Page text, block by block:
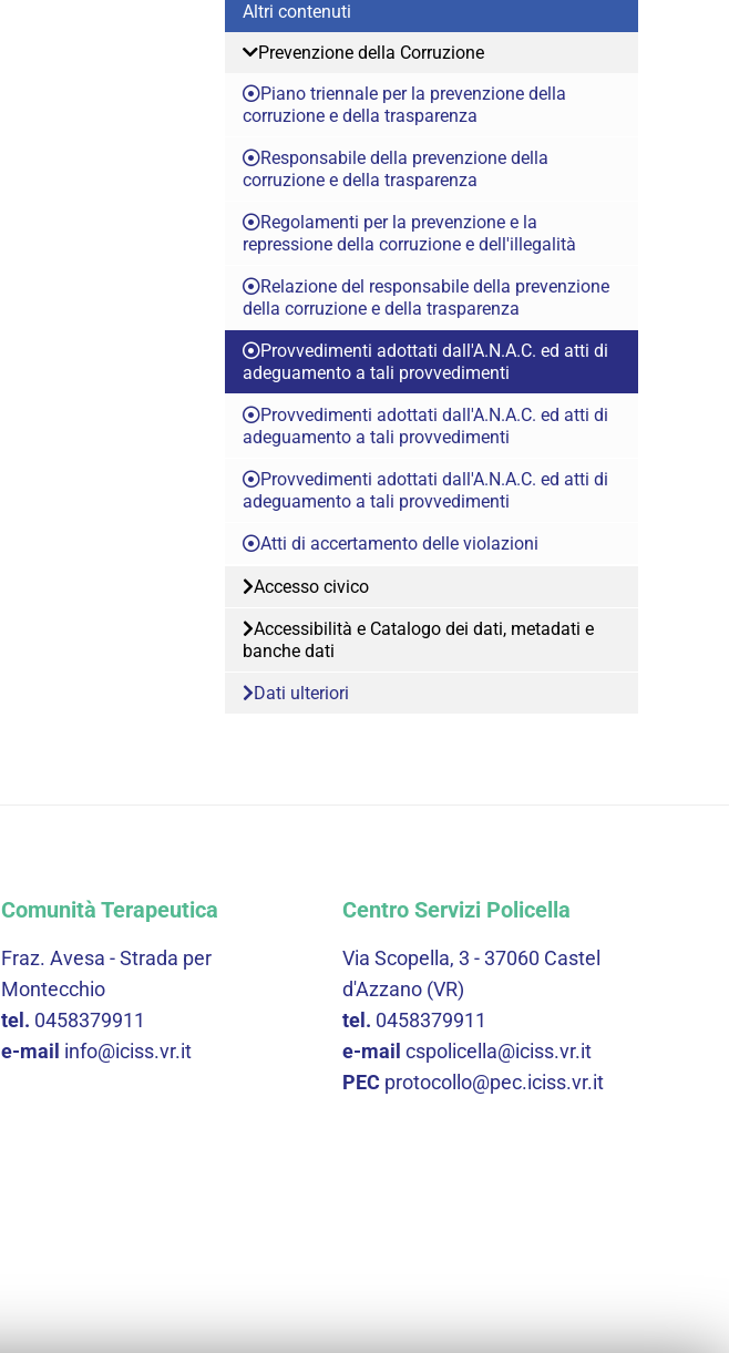
Altri contenuti
Prevenzione della Corruzione
Piano triennale per la prevenzione della
corruzione e della trasparenza
Responsabile della prevenzione della
corruzione e della trasparenza
Regolamenti per la prevenzione e la
repressione della corruzione e dell'illegalità
Relazione del responsabile della prevenzione
della corruzione e della trasparenza
Provvedimenti adottati dall'A.N.A.C. ed atti di
adeguamento a tali provvedimenti
Provvedimenti adottati dall'A.N.A.C. ed atti di
adeguamento a tali provvedimenti
Provvedimenti adottati dall'A.N.A.C. ed atti di
adeguamento a tali provvedimenti
Atti di accertamento delle violazioni
Accesso civico
Accessibilità e Catalogo dei dati, metadati e
banche dati
Dati ulteriori
Comunità Terapeutica
Fraz. Avesa - Strada per
Montecchio
tel. 0458379911
e-mail info@iciss.vr.it
Centro Servizi Policella
Via Scopella, 3 - 37060 Castel
d'Azzano (VR)
tel. 0458379911
e-mail cspolicella@iciss.vr.it
PEC protocollo@pec.iciss.vr.it